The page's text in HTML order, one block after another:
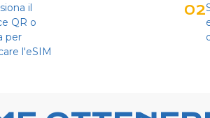
il
QR o
per
l'eSIM
02